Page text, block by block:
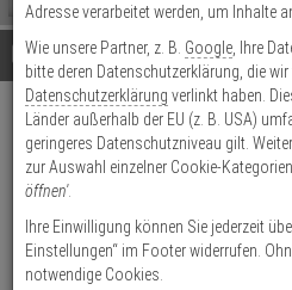
Bitte
geben
Sie
mindestens
Zeichen
ein,
um
Suche
Es
wurde
noch
Kategorien
Suche
gestartet
Details Beratung
LUPUSEC Funk-
für XT2 Plus
Produktmerkmale
Adresse verarbeitet werden, um Inhalte
Wie unsere Partner, z. B. Google , Ihre
bitte deren Datenschutzerklärung, die
Datenschutzerklärung verlinkt haben.
Länder außerhalb der EU (z. B. USA)
geringeres Datenschutzniveau gilt.
zur Auswahl einzelner Cookie-
öffnen'.
Ihre Einwilligung können Sie jederzeit
Einstellungen“ im Footer widerrufen.
notwendige Cookies.